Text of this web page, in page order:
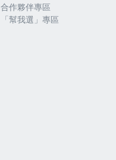
合作夥伴專區
「幫我選」專區